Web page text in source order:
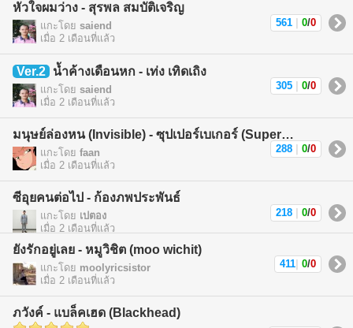
หัวใจผมว่าง - สุรพล สมบัติเจริญ
แกะโดย saiend
เมื่อ 2 เดือนที่แล้ว
561 0/0
Ver.2 น้ำค้างเดือนหก - เท่ง เทิดเถิง
แกะโดย saiend
เมื่อ 2 เดือนที่แล้ว
305 0/0
มนุษย์ล่องหน (Invisible) - ซุปเปอร์เบเกอร์ (Superbaker)
แกะโดย faan
เมื่อ 2 เดือนที่แล้ว
288 0/0
ซีอุยคนต่อไป - ก้องภพประพันธ์
แกะโดย เปตอง
เมื่อ 2 เดือนที่แล้ว
218 0/0
ยังรักอยู่เลย - หมูวิชิต (moo wichit)
แกะโดย moolyricsistor
เมื่อ 2 เดือนที่แล้ว
411 0/0
ภวังค์ - แบล็คเฮด (Blackhead)